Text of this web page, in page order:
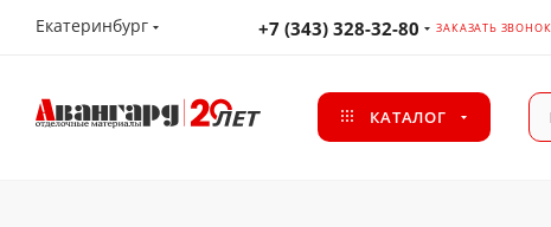
Екатеринбург +7 (343) 328-32-80 ЗАКАЗАТЬ ЗВОНОК
КАТАЛОГ